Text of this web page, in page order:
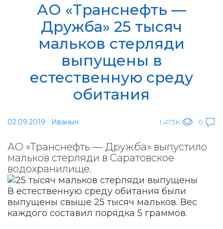
АО «Транснефть —
Дружба» 25 тысяч
мальков стерляди
выпущены в
естественную среду
обитания
02.09.2019 Иваныч 1.473K 0
АО «Транснефть — Дружба» выпустило
мальков стерляди в Саратовское
водохранилище.
В естественную среду обитания были
выпущены свыше 25 тысяч мальков. Вес
каждого составил порядка 5 граммов.